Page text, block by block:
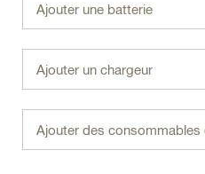
Ajouter une batterie
Ajouter un chargeur
Ajouter des consommables